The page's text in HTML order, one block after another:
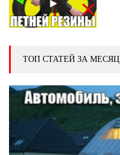
ТОП СТАТЕЙ ЗА МЕСЯЦ